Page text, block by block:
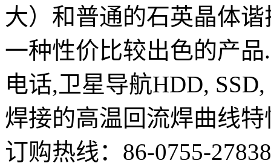
大）和普通的石英晶体
一种性价比较出色的产
电话,卫星导航HDD,
焊接的高温回流焊曲线特
订购热线： 86-0755-